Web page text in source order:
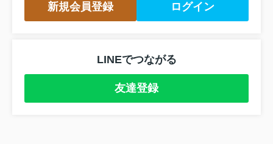
新規会員登録 ログイン
LINEでつながる
友達登録